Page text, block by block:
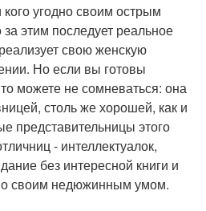
угодно своим острым
этим последует реальное
свою женскую
Но если вы готовы
можете не сомневаться: она
столь же хорошей, как и
представительницы этого
- интеллектуалок,
без интересной книги и
своим недюжинным умом.